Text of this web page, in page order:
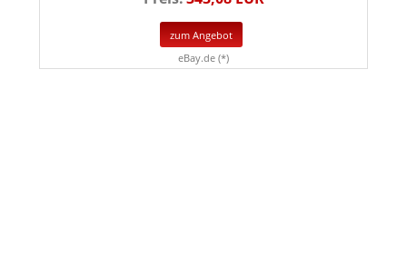
zum Angebot
eBay.de (*)